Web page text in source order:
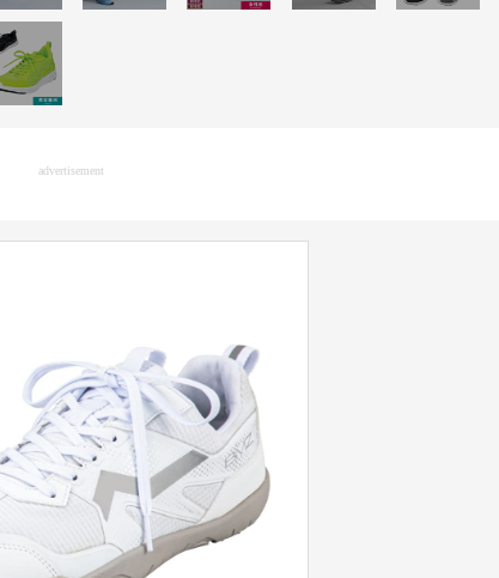
advertisement